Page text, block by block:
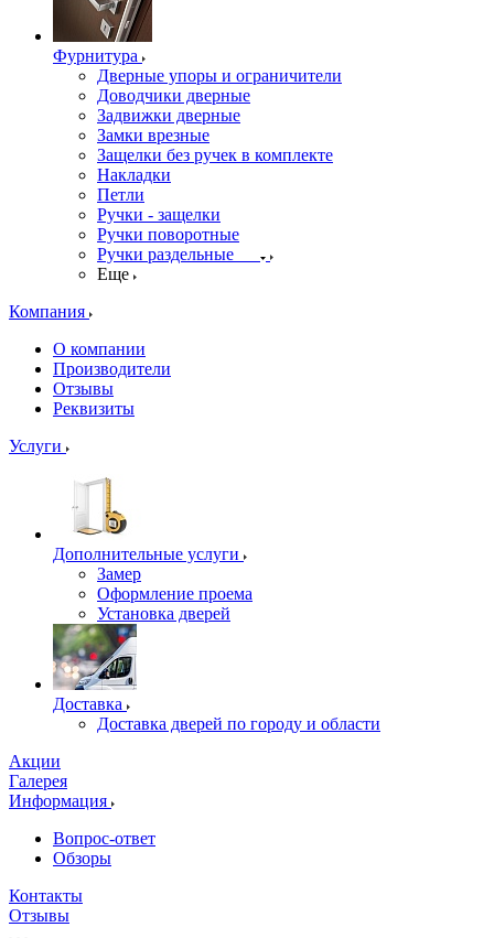
Фурнитура
Дверные упоры и ограничители
Доводчики дверные
Задвижки дверные
Замки врезные
Защелки без ручек в комплекте
Накладки
Петли
Ручки - защелки
Ручки поворотные
Ручки раздельные
Еще
Компания
О компании
Производители
Отзывы
Реквизиты
Услуги
Дополнительные услуги
Замер
Оформление проема
Установка дверей
Доставка
Доставка дверей по городу и области
Акции
Галерея
Информация
Вопрос-ответ
Обзоры
Контакты
Отзывы